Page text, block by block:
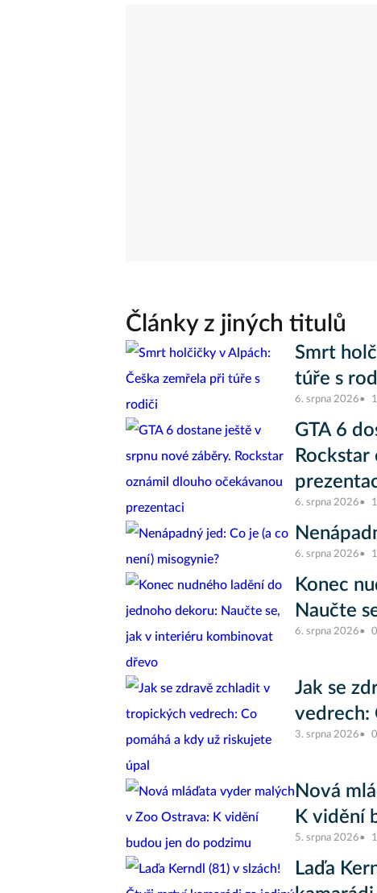
Články z jiných titulů
Smrt
túře s
6. srpna 2026
GTA 6
6. srpna 2026
6. srpna 2026
Konec
Naučte
6. srpna 2026
Jak se
vedrech:
3. srpna 2026
Nová
K vidění
5. srpna 2026
Laďa